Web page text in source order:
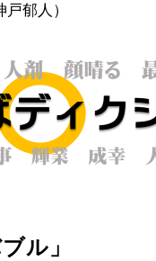
郁人）
ル」